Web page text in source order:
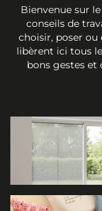
Bienvenue sur
conseils de
choisir, poser ou
libèrent ici tous
bons gestes et